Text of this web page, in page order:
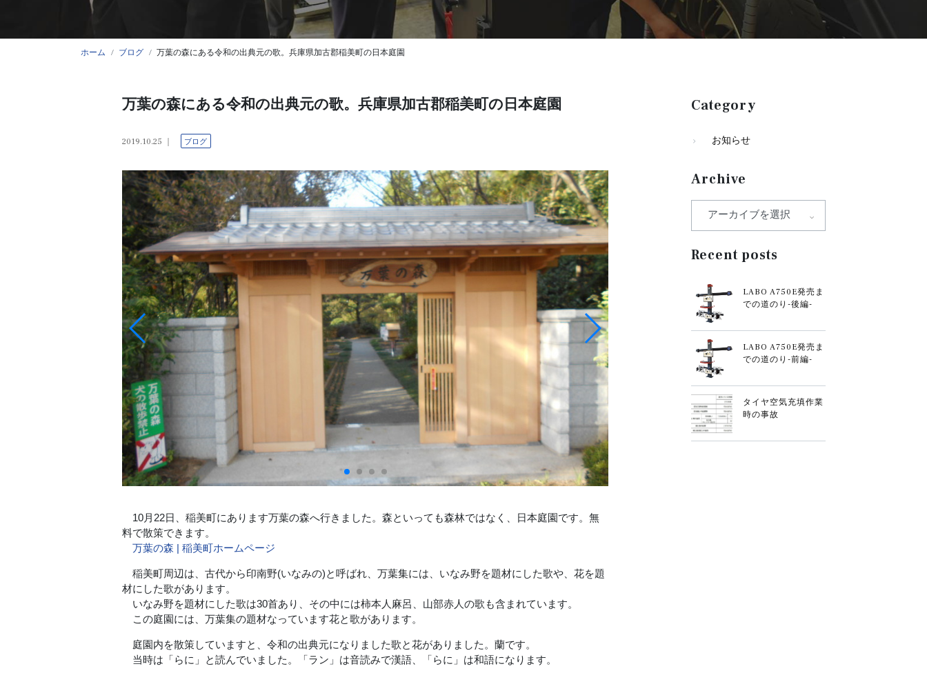
ホーム ブログ 万葉の森にある令和の出典元の歌。兵庫県加古郡稲美町の日本庭園
万葉の森にある令和の出典元の歌。兵庫県加古郡稲美町の日本庭園
2019.10.25 ブログ
10月22日、稲美町にあります万葉の森へ行きました。森といっても森林ではなく、日本庭園です。無
料で散策できます。
万葉の森 | 稲美町ホームページ
稲美町周辺は、古代から印南野(いなみの)と呼ばれ、万葉集には、いなみ野を題材にした歌や、花を題
材にした歌があります。
いなみ野を題材にした歌は30首あり、その中には柿本人麻呂、山部赤人の歌も含まれています。
この庭園には、万葉集の題材なっています花と歌があります。
庭園内を散策していますと、令和の出典元になりました歌と花がありました。蘭です。
当時は「らに」と読んでいました。「ラン」は音読みで漢語、「らに」は和語になります。
Category
お知らせ
Archive
Recent posts
LABO A750E発売ま
での道のり-後編-
LABO A750E発売ま
での道のり-前編-
タイヤ空気充填作業
時の事故